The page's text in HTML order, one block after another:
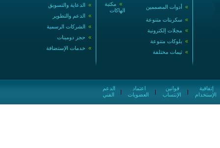
» الدعاية والتسويق
» الدعم والتطوير
» الشركات الرسمية
» حجز دومينات
» خدمات الإستضافة
» مكتبة
الهاكات
» أدوات المصممين
» سكربتات متنوعة
» مجلات إلكترونية
» بلوكات متنوعة
» ثيمات مختلفة
الفني
|
العضويات
|
الإنتساب
|
الإستخدام